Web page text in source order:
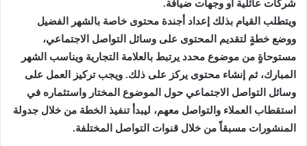
شركات عائلية أو وجهات ضيافة.
ويتطلب القيام بذلك إعداد أجندة محتوى خاصة بالشهر الفضيل
ووضع خطةٍ لتقديم المحتوى على وسائل التواصل الاجتماعي،
مستوحاةٍ من موضوع محدد يرتبط بالعلامة التجارية ويناسب الشهر
المبارك، ثم إنشاء محتوى يركز على ذلك. ويجب تركيز العمل على
وسائل التواصل الاجتماعي حول الموضوع المختار واستثماره في
استقطاب العملاء والتواصل معهم، ليبدأ تنفيذ الخطة من خلال جدولة
المنشورات مسبقاً من خلال قنوات التواصل المختلفة.